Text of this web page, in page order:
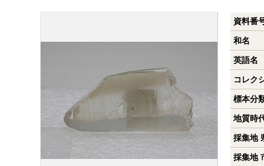
資料番
和名
英語名
コレク
標本分
地質時
採集地
採集地